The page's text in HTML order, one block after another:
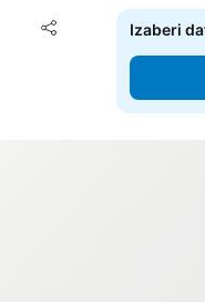
Deli
Dodati uIzaberi